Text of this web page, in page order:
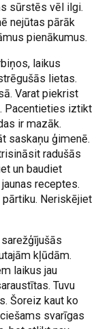
sūrstēs vēl ilgi.
nejūtas pārāk
pienākumus.
laikus
lietas.
Varat piekrist
Pacentieties iztikt
ir mazāk.
saskaņu ģimenē.
radušās
un baudiet
receptes.
Neriskējiet
kļūdām.
laikus jau
Tuvu
Šoreiz kaut ko
svarīgas